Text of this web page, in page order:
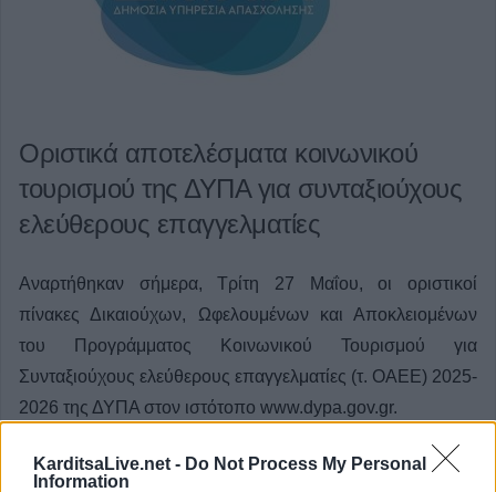
KarditsaLive.net - Do Not Process My Personal
Information
Οριστικά αποτελέσματα κοινωνικού
τουρισμού της ΔΥΠΑ για συνταξιούχους
ελεύθερους επαγγελματίες
Αναρτήθηκαν σήμερα, Τρίτη 27 Μαΐου, οι οριστικοί
πίνακες Δικαιούχων, Ωφελουμένων και Αποκλειομένων
του Προγράμματος Κοινωνικού Τουρισμού για
Συνταξιούχους ελεύθερους επαγγελματίες (τ. ΟΑΕΕ) 2025-
2026 της ΔΥΠΑ στον ιστότοπο www.dypa.gov.gr.
Κατηγορία Επικαιρότητα 27 Μαϊ 2025